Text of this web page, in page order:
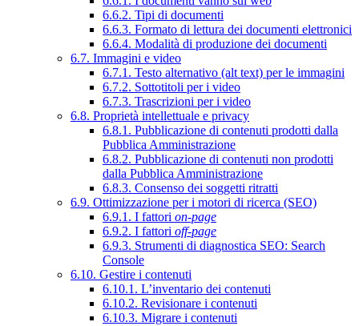
6.6.2. Tipi di documenti
6.6.3. Formato di lettura dei documenti elettronici
6.6.4. Modalità di produzione dei documenti
6.7. Immagini e video
6.7.1. Testo alternativo (alt text) per le immagini
6.7.2. Sottotitoli per i video
6.7.3. Trascrizioni per i video
6.8. Proprietà intellettuale e privacy
6.8.1. Pubblicazione di contenuti prodotti dalla
Pubblica Amministrazione
6.8.2. Pubblicazione di contenuti non prodotti
dalla Pubblica Amministrazione
6.8.3. Consenso dei soggetti ritratti
6.9. Ottimizzazione per i motori di ricerca (SEO)
6.9.1. I fattori on-page
6.9.2. I fattori off-page
6.9.3. Strumenti di diagnostica SEO: Search
Console
6.10. Gestire i contenuti
6.10.1. L’inventario dei contenuti
6.10.2. Revisionare i contenuti
6.10.3. Migrare i contenuti